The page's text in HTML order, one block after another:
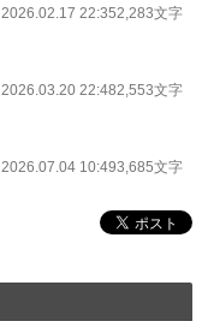
2026.02.17 22:352,283文字
2026.03.20 22:482,553文字
2026.07.04 10:493,685文字